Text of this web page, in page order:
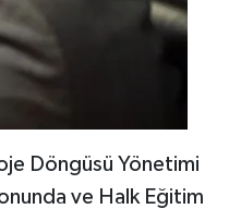
Döngüsü Yönetimi
ve Halk Eğitim